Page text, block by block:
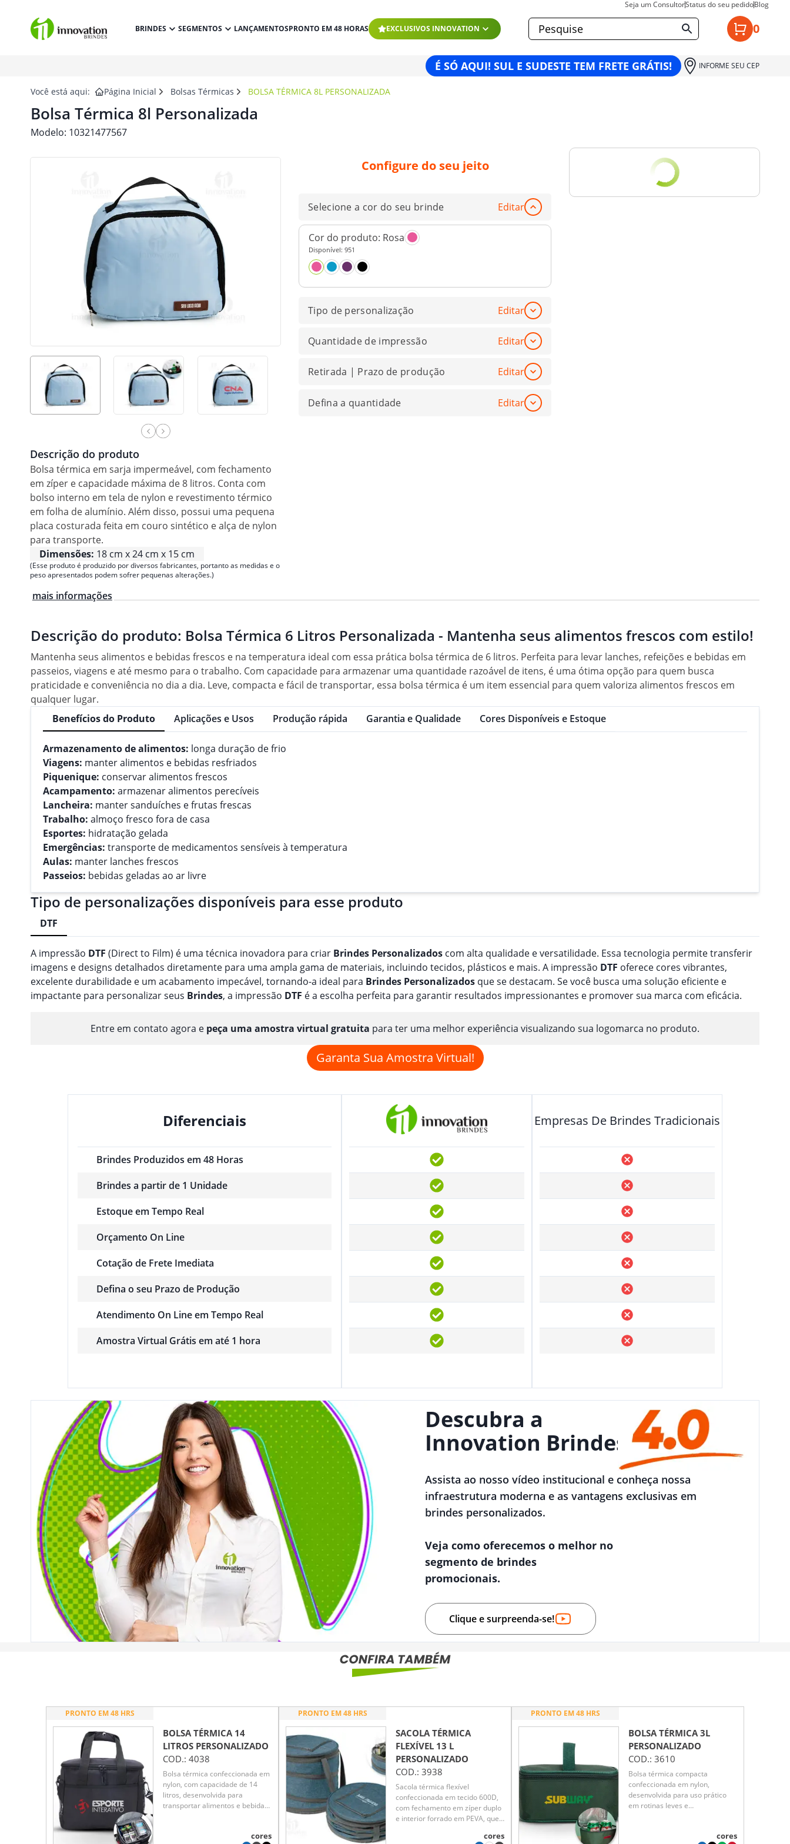
Seja um ConsultorStatus do seu pedidoBlog
BRINDES SEGMENTOS LANÇAMENTOSPRONTO EM 48 HORAS EXCLUSIVOS INNOVATION 0
É SÓ AQUI! SUL E SUDESTE TEM FRETE GRÁTIS! INFORME SEU CEP
Você está aqui: Página Inicial Bolsas Térmicas BOLSA TÉRMICA 8L PERSONALIZADA
Bolsa Térmica 8l Personalizada
Modelo: 10321477567
Descrição do produto
Bolsa térmica em sarja impermeável, com fechamento
em zíper e capacidade máxima de 8 litros. Conta com
bolso interno em tela de nylon e revestimento térmico
em folha de alumínio. Além disso, possui uma pequena
placa costurada feita em couro sintético e alça de nylon
para transporte.
Dimensões: 18 cm x 24 cm x 15 cm
(Esse produto é produzido por diversos fabricantes, portanto as medidas e o
peso apresentados podem sofrer pequenas alterações.)
Configure do seu jeito
Selecione a cor do seu brinde Editar
Cor do produto: Rosa
Disponível: 951
Tipo de personalização Editar
Quantidade de impressão Editar
Retirada | Prazo de produção Editar
Defina a quantidade Editar
mais informações
Descrição do produto: Bolsa Térmica 6 Litros Personalizada - Mantenha seus alimentos frescos com estilo!
Mantenha seus alimentos e bebidas frescos e na temperatura ideal com essa prática bolsa térmica de 6 litros. Perfeita para levar lanches, refeições e bebidas em
passeios, viagens e até mesmo para o trabalho. Com capacidade para armazenar uma quantidade razoável de itens, é uma ótima opção para quem busca
praticidade e conveniência no dia a dia. Leve, compacta e fácil de transportar, essa bolsa térmica é um item essencial para quem valoriza alimentos frescos em
qualquer lugar.
Benefícios do Produto
Aplicações e Usos Produção rápida Garantia e Qualidade Cores Disponíveis e Estoque
Armazenamento de alimentos: longa duração de frio
Viagens: manter alimentos e bebidas resfriados
Piquenique: conservar alimentos frescos
Acampamento: armazenar alimentos perecíveis
Lancheira: manter sanduíches e frutas frescas
Trabalho: almoço fresco fora de casa
Esportes: hidratação gelada
Emergências: transporte de medicamentos sensíveis à temperatura
Aulas: manter lanches frescos
Passeios: bebidas geladas ao ar livre
Tipo de personalizações disponíveis para esse produto
DTF
A impressão DTF (Direct to Film) é uma técnica inovadora para criar Brindes Personalizados com alta qualidade e versatilidade. Essa tecnologia permite transferir
imagens e designs detalhados diretamente para uma ampla gama de materiais, incluindo tecidos, plásticos e mais. A impressão DTF oferece cores vibrantes,
excelente durabilidade e um acabamento impecável, tornando-a ideal para Brindes Personalizados que se destacam. Se você busca uma solução eficiente e
impactante para personalizar seus Brindes, a impressão DTF é a escolha perfeita para garantir resultados impressionantes e promover sua marca com eficácia.
Entre em contato agora e peça uma amostra virtual gratuita para ter uma melhor experiência visualizando sua logomarca no produto.
Garanta Sua Amostra Virtual!
Diferenciais
Brindes Produzidos em 48 Horas
Brindes a partir de 1 Unidade
Estoque em Tempo Real
Orçamento On Line
Cotação de Frete Imediata
Defina o seu Prazo de Produção
Atendimento On Line em Tempo Real
Amostra Virtual Grátis em até 1 hora
Empresas De Brindes Tradicionais
Descubra a
Innovation Brindes
Assista ao nosso vídeo institucional e conheça nossa
infraestrutura moderna e as vantagens exclusivas em
brindes personalizados.
Veja como oferecemos o melhor no
segmento de brindes
promocionais.
Clique e surpreenda-se!
PRONTO EM 48 HRS
BOLSA TÉRMICA 14
LITROS PERSONALIZADO
COD.: 4038
Bolsa térmica confeccionada em
nylon, com capacidade de 14
litros, desenvolvida para
transportar alimentos e bebidas
cores
PRONTO EM 48 HRS
SACOLA TÉRMICA
FLEXÍVEL 13 L
PERSONALIZADO
COD.: 3938
Sacola térmica flexível
confeccionada em tecido 600D,
com fechamento em zíper duplo
e interior forrado em PEVA, que
temperatura. Possui bolso cores
PRONTO EM 48 HRS
BOLSA TÉRMICA 3L
PERSONALIZADO
COD.: 3610
Bolsa térmica compacta
confeccionada em nylon,
desenvolvida para uso prático
em rotinas leves e
transportar pequenas porções
cores